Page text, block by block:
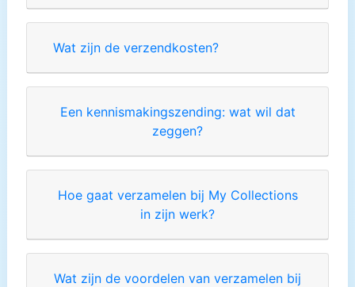
Wat zijn de verzendkosten?
Een kennismakingszending: wat wil dat
zeggen?
Hoe gaat verzamelen bij My Collections
in zijn werk?
Wat zijn de voordelen van verzamelen bij